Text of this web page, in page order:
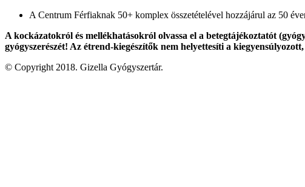
A Centrum Férfiaknak 50+ komplex összetételével hozzájárul az 50
A kockázatokról és mellékhatásokról olvassa el a betegtájékoztatót
gyógyszerészét! Az étrend-kiegészítők nem helyettesíti a kiegyensúlyozott,
© Copyright 2018. Gizella Gyógyszertár.